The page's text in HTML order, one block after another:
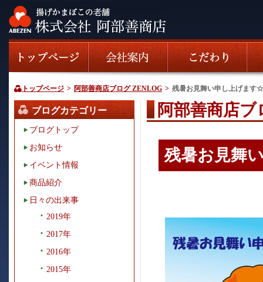
トップページ > 阿部善商店ブログ ZENLOG > 残暑お見舞い申し上げます☆
ブログカテゴリー
ブログトップ
お知らせ
イベント情報
商品紹介
日々の出来事
2019年
2017年
2016年
2015年
阿部善商店
残暑お見舞